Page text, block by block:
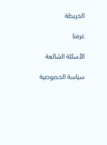
الخريطة
غرفنا
الأسئلة الشائعة
سياسة الخصوصية